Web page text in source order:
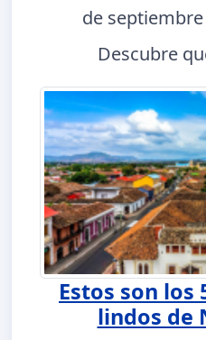
de
Descubre
Estos son los
lindos de